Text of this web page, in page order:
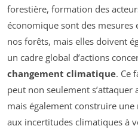
forestière, formation des
économique sont des mesures
nos forêts, mais elles doivent
un cadre global d’actions
changement climatique. Ce
peut non seulement
mais également construire
aux incertitudes climatiques à